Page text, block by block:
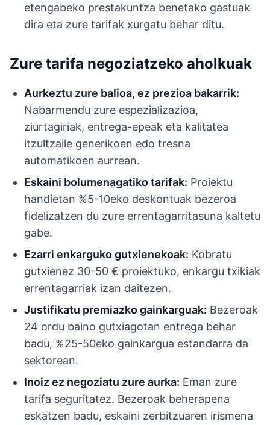
etengabeko prestakuntza benetako gastuak
dira eta zure tarifak xurgatu behar ditu.
Zure tarifa negoziatzeko aholkuak
Aurkeztu zure balioa, ez prezioa bakarrik:
Nabarmendu zure espezializazioa,
ziurtagiriak, entrega-epeak eta kalitatea
itzultzaile generikoen edo tresna
automatikoen aurrean.
Eskaini bolumenagatiko tarifak: Proiektu
handietan %5-10eko deskontuak bezeroa
fidelizatzen du zure errentagarritasuna kaltetu
gabe.
Ezarri enkarguko gutxienekoak: Kobratu
gutxienez 30-50 € proiektuko, enkargu txikiak
errentagarriak izan daitezen.
Justifikatu premiazko gainkarguak: Bezeroak
24 ordu baino gutxiagotan entrega behar
badu, %25-50eko gainkargua estandarra da
sektorean.
Inoiz ez negoziatu zure aurka: Eman zure
tarifa seguritatez. Bezeroak beherapena
eskatzen badu, eskaini zerbitzuaren irismena